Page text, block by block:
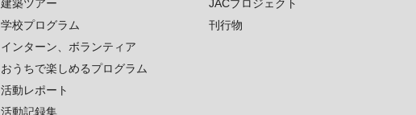
建築ツアー
学校プログラム
インターン、ボランティア
おうちで楽しめるプログラム
活動レポート
活動記録集
JACプロジェクト
刊行物